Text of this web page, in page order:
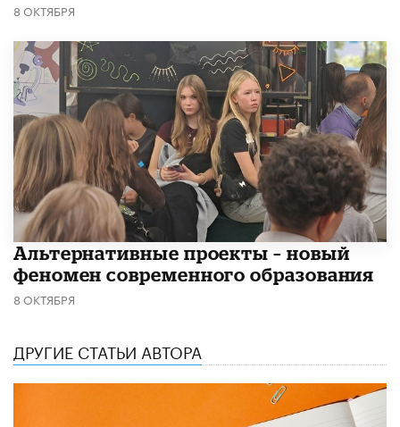
8 ОКТЯБРЯ
Альтернативные проекты – новый
феномен современного образования
8 ОКТЯБРЯ
ДРУГИЕ СТАТЬИ АВТОРА